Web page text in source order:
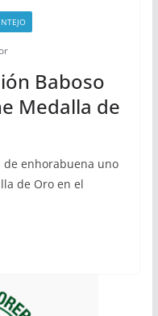
Baboso
Medalla de
de enhorabuena uno
de Oro en el